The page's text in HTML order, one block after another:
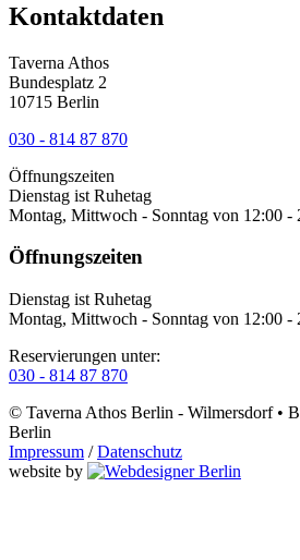
Kontaktdaten
Taverna Athos
Bundesplatz 2
10715 Berlin
030 - 814 87 870
Öffnungszeiten
Dienstag ist Ruhetag
Montag, Mittwoch - Sonntag von 12:00 -
Öffnungszeiten
Dienstag ist Ruhetag
Montag, Mittwoch - Sonntag von 12:00 -
Reservierungen unter:
030 - 814 87 870
© Taverna Athos Berlin - Wilmersdorf •
Berlin
Impressum /Datenschutz
website by